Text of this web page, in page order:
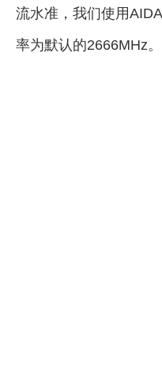
流水准，我们使用
率为默认的2666MHz。